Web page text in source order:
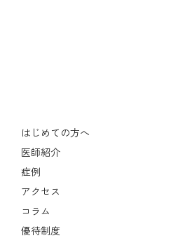
はじめての方へ
医師紹介
症例
アクセス
コラム
優待制度